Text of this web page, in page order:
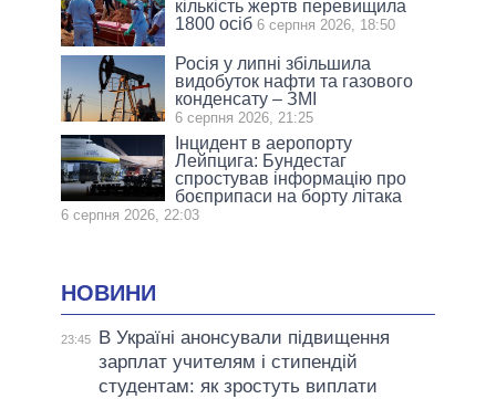
кількість жертв перевищила
1800 осіб 6 серпня 2026, 18:50
Росія у липні збільшила
видобуток нафти та газового
конденсату – ЗМІ
6 серпня 2026, 21:25
Інцидент в аеропорту
Лейпцига: Бундестаг
спростував інформацію про
боєприпаси на борту літака
6 серпня 2026, 22:03
НОВИНИ
23:45
В Україні анонсували підвищення
зарплат учителям і стипендій
студентам: як зростуть виплати